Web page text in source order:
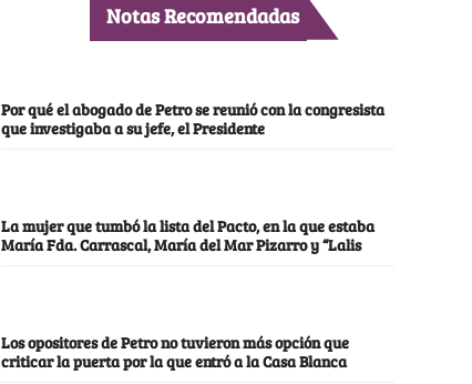
Notas Recomendadas
Por qué el abogado de Petro se reunió con la congresista
que investigaba a su jefe, el Presidente
La mujer que tumbó la lista del Pacto, en la que estaba
María Fda. Carrascal, María del Mar Pizarro y “Lalis
Los opositores de Petro no tuvieron más opción que
criticar la puerta por la que entró a la Casa Blanca